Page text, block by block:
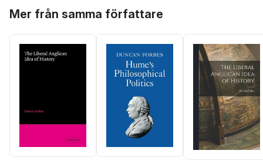
Mer från samma författare